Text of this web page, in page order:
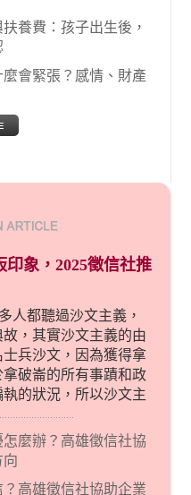
養費：孩子出生後，
會緊張？感情、財產
象，2025徵信社推
人都聽過沙文主義，
，其實沙文主義的由
兵沙文，因為獲得拿
破崙的所有事蹟和政
的狀況，所以沙文主
歧視，而且有沙文主
的國家和民族有超強
他國家的人，所以沙
麼辦？高雄徵信社協
向
高雄徵信社協助企業